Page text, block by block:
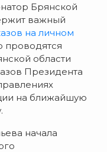
Брянской
важный
на личном
проводятся
области
Президента
на ближайшую
начала